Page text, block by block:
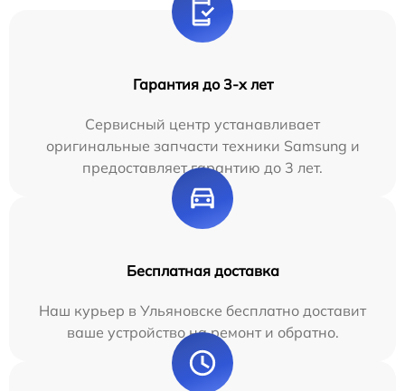
Гарантия до 3-х лет
Сервисный центр устанавливает
оригинальные запчасти техники Samsung и
предоставляет гарантию до 3 лет.
Бесплатная доставка
Наш курьер в Ульяновске бесплатно доставит
ваше устройство на ремонт и обратно.